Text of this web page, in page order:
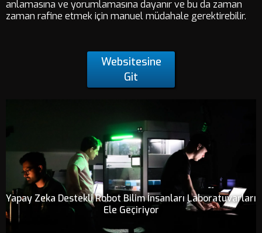
anlamasına ve yorumlamasına dayanır ve bu da zaman
zaman rafine etmek için manuel müdahale gerektirebilir.
Websitesine
Git
Yapay Zeka Destekli Robot Bilim İnsanları Laboratuvarları
Ele Geçiriyor